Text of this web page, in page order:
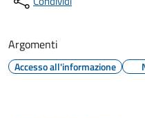
Argomenti
Accesso all'informazione